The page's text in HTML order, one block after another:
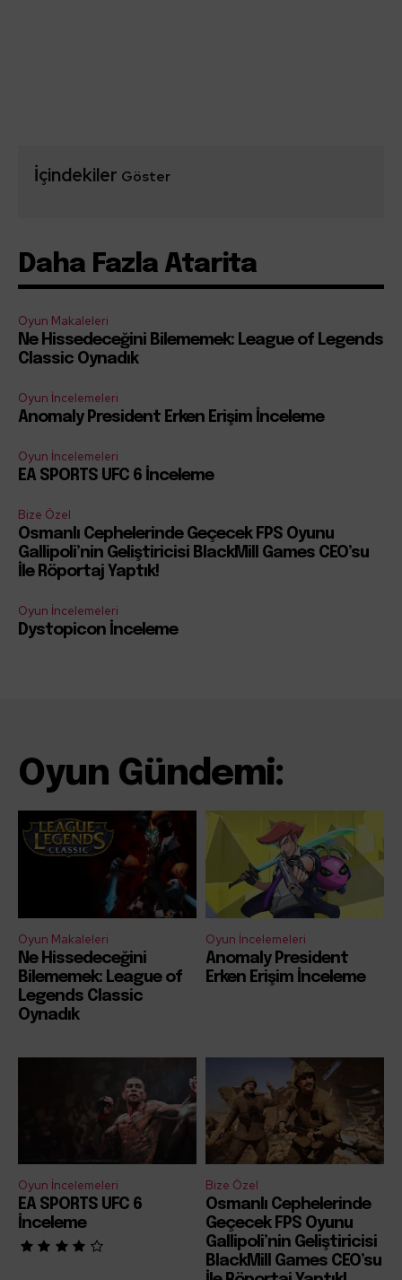
İçindekiler Göster
Daha Fazla Atarita
Oyun Makaleleri
Ne Hissedeceğini Bilememek: League of Legends
Classic Oynadık
Oyun İncelemeleri
Anomaly President Erken Erişim İnceleme
Oyun İncelemeleri
EA SPORTS UFC 6 İnceleme
Bize Özel
Osmanlı Cephelerinde Geçecek FPS Oyunu
Gallipoli’nin Geliştiricisi BlackMill Games CEO’su
İle Röportaj Yaptık!
Oyun İncelemeleri
Dystopicon İnceleme
Oyun Gündemi:
Oyun Makaleleri
Ne Hissedeceğini
Bilememek: League of
Legends Classic
Oynadık
Oyun İncelemeleri
Anomaly President
Erken Erişim İnceleme
Oyun İncelemeleri
EA SPORTS UFC 6
İnceleme
Bize Özel
Osmanlı Cephelerinde
Geçecek FPS Oyunu
Gallipoli’nin Geliştiricisi
BlackMill Games CEO’su